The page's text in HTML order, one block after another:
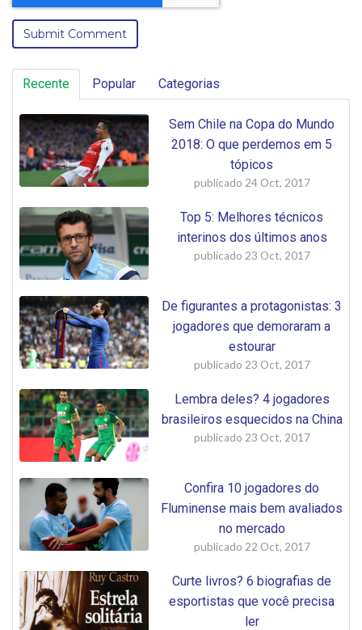
Recente Popular Categorias
Sem Chile na Copa do Mundo
2018: O que perdemos em 5
tópicos
publicado 24 Oct, 2017
Top 5: Melhores técnicos
interinos dos últimos anos
publicado 23 Oct, 2017
De figurantes a protagonistas: 3
jogadores que demoraram a
estourar
publicado 23 Oct, 2017
Lembra deles? 4 jogadores
brasileiros esquecidos na China
publicado 23 Oct, 2017
Confira 10 jogadores do
Fluminense mais bem avaliados
no mercado
publicado 22 Oct, 2017
Curte livros? 6 biografias de
esportistas que você precisa
ler